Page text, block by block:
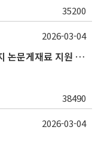
35200
2026학년도 인문대학 재학생 우수학술지 논문게재료 지원 안내
38490
2026-03-04
2026-03-04